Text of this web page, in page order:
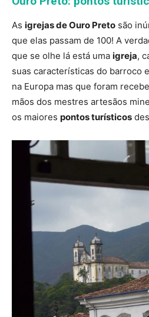
As igrejas de Ouro Preto são
que elas passam de 100! A
que se olhe lá está uma igreja,
suas características do barroco
na Europa mas que foram
mãos dos mestres artesãos
os maiores pontos turísticos